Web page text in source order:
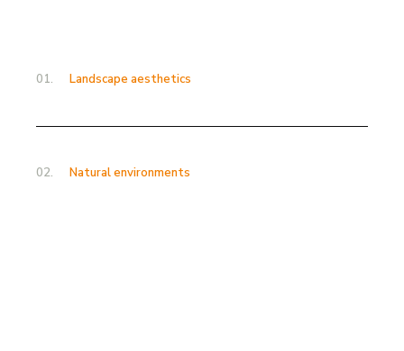
01. Landscape aesthetics
02. Natural environments